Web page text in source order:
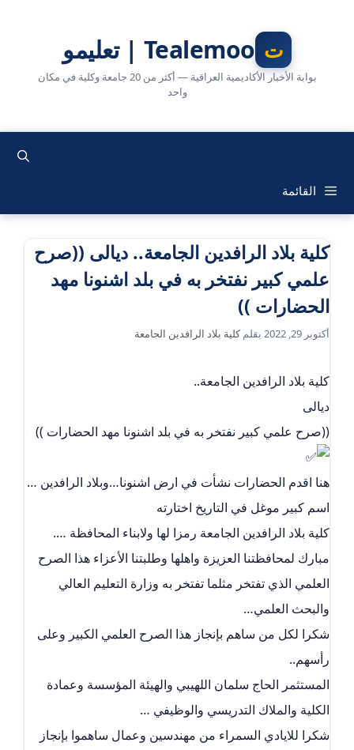
Tealemoo | تعليمو
بوابة الأخبار الأكاديمية العراقية — أكثر من 20 جامعة وكلية في مكان
واحد
القائمة
كلية بلاد الرافدين الجامعة.. ديالى ((صرح
علمي كبير نفتخر به في بلد اشنونا مهد
الحضارات ))
أكتوبر 29, 2022 بقلمكلية بلاد الرافدين الجامعة
كلية بلاد الرافدين الجامعة..
ديالى
((صرح علمي كبير نفتخر به في بلد اشنونا مهد الحضارات ))
هنا اقدم الحضارات نشأت في ارض اشنونا…وبلاد الرافدين …
اسم كبير موغل في التاريخ اختارته
كلية بلاد الرافدين الجامعة رمزا لها ولابناء المحافظة ….
مبارك لمحافظتنا العزيزة واهلها وطلبتنا الأعزاء هذا الصرح
العلمي الذي تفتخر مثلما تفتخر به وزارة التعليم العالي
والبحث العلمي…
شكرا لكل من ساهم بإنجاز هذا الصرح العلمي الكبير وعلى
رأسهم..
المستثمر الحاج سلمان اللهيبي والهيئة المؤسسة وعمادة
الكلية والملاك التدريسي والوظيفي …
شكرا للايادي السمراء من مهندسين وعمال ساهموا بإنجاز